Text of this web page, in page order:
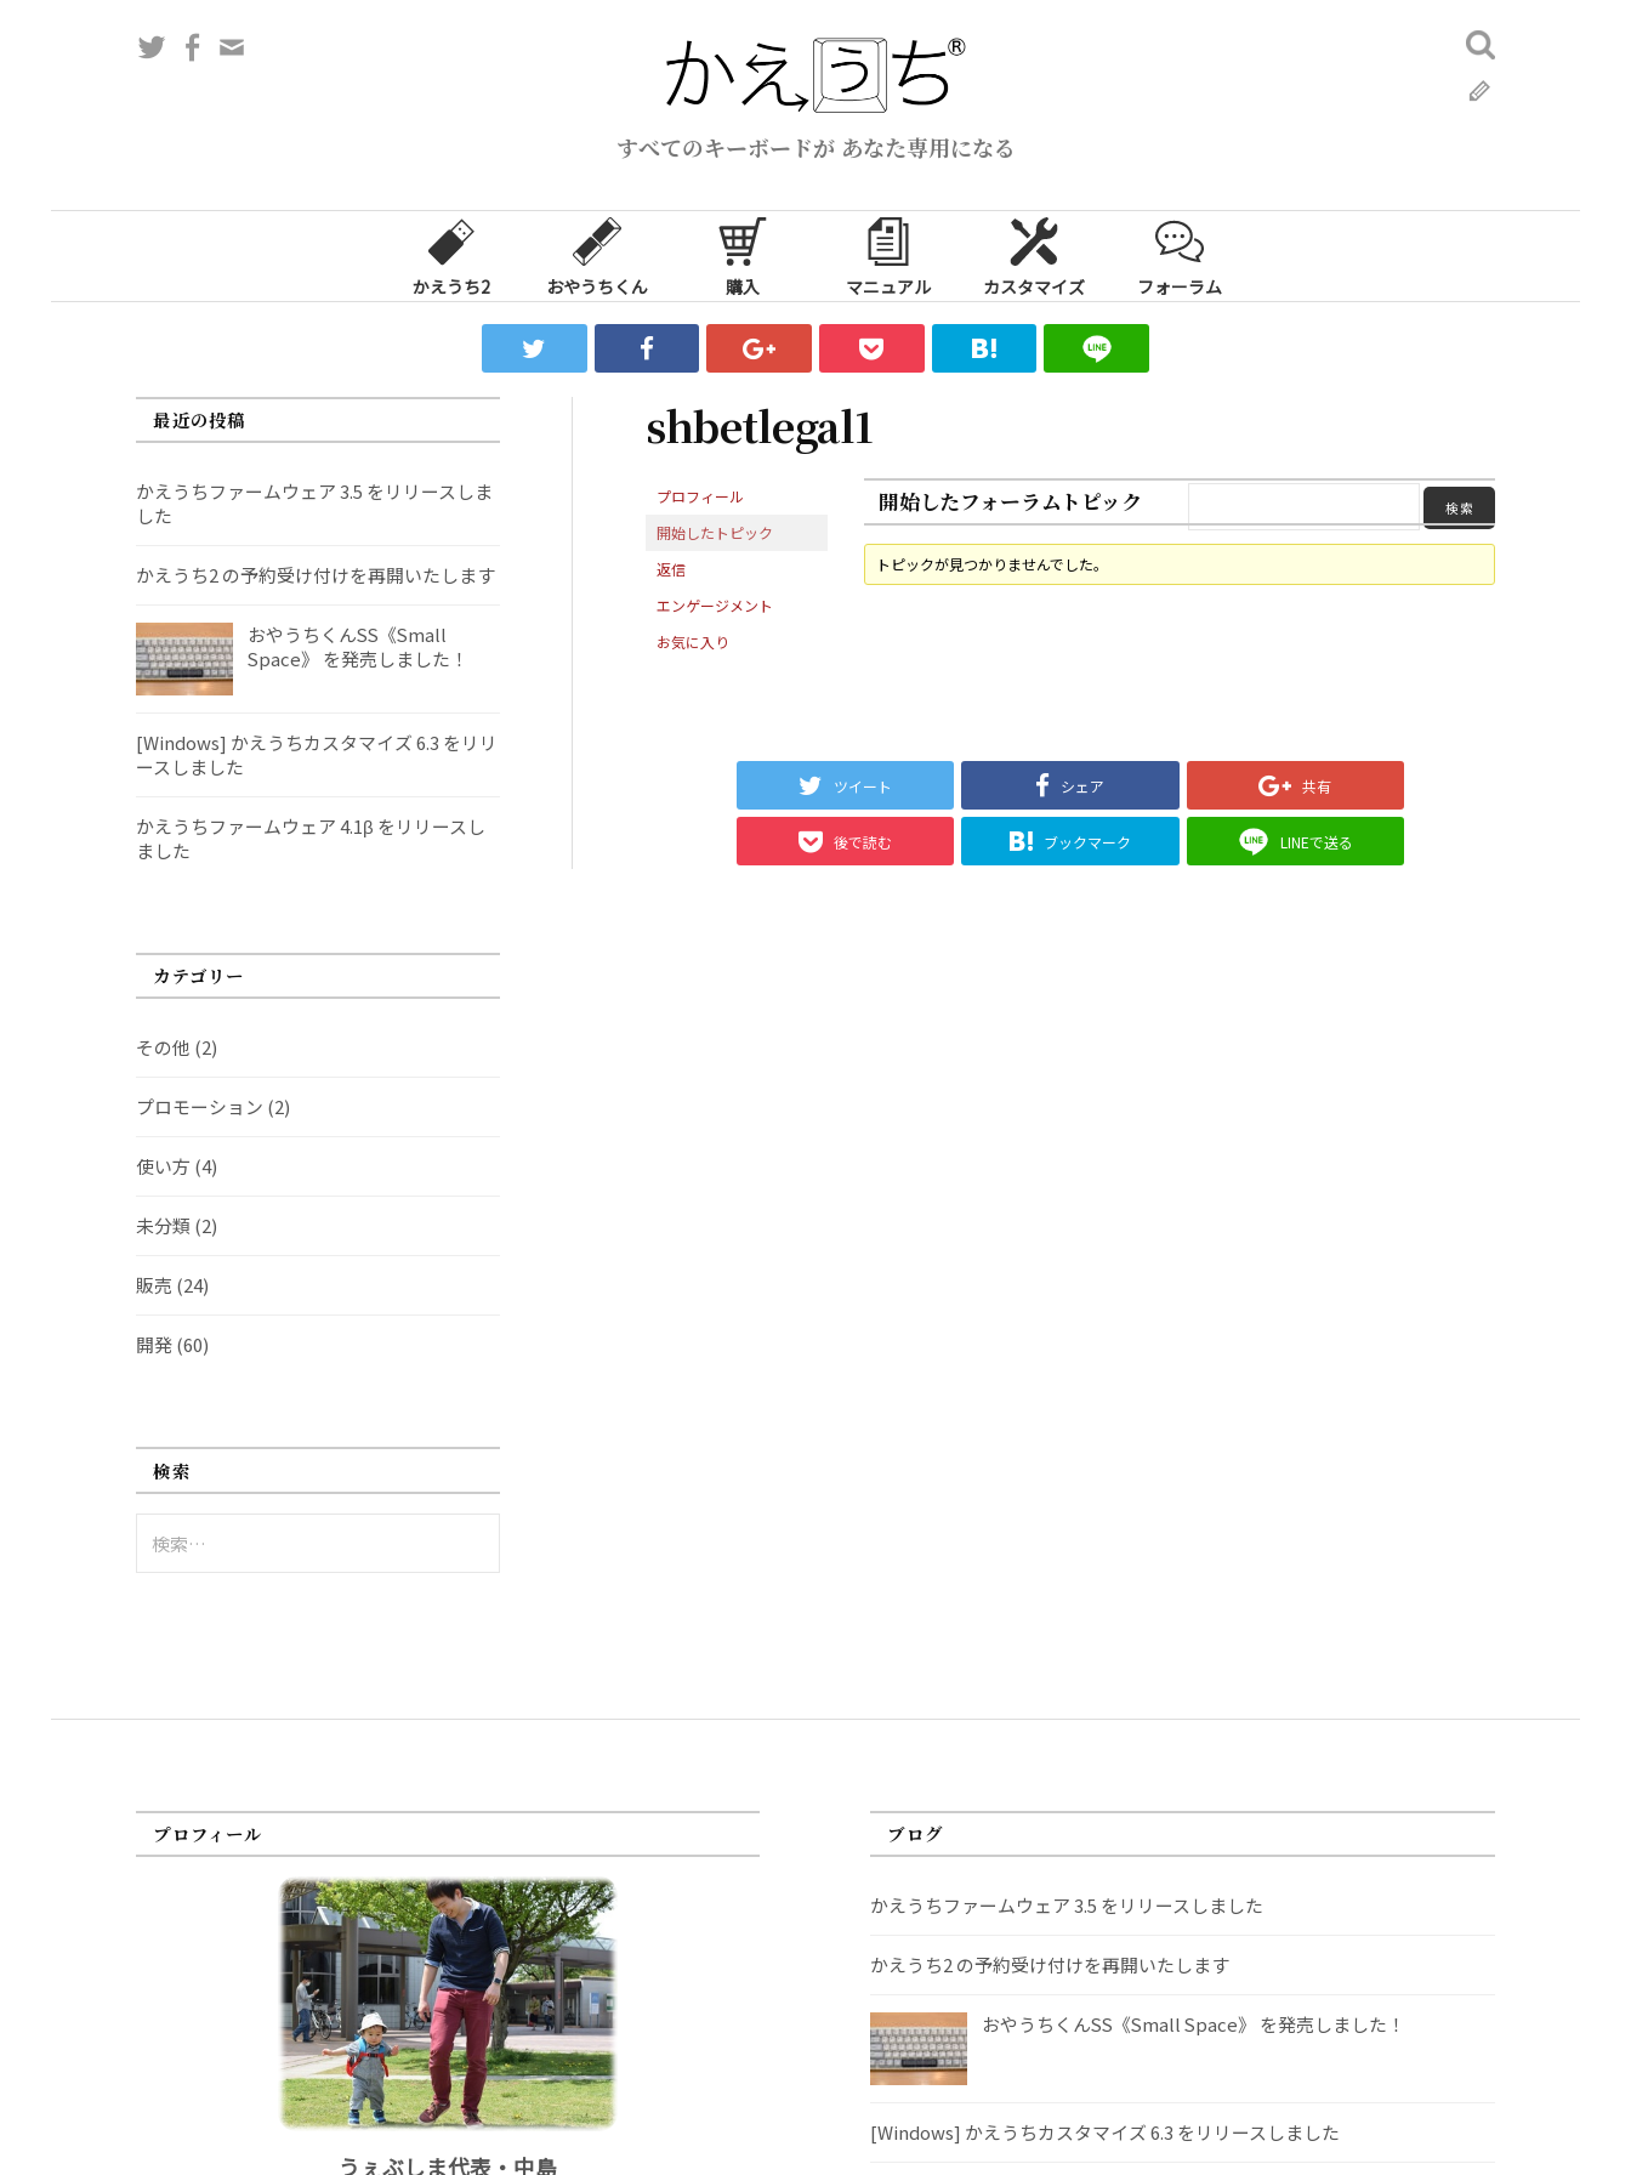
ス
すべてのキーボードが あなた専用になる
TwitterFacebook
検
索:
かえうち2 おやうちくん 購入 マニュアル カスタマイズ フォーラム
shbetlegal1
プロフィール
開始したトピック
返信
エンゲージメント
お気に入り
開始したフォーラムトピック
トピックが見つかりませんでした。
ツイート シェア 共有
後で読む ブックマーク LINEで送る
最近の投稿
かえうちファームウェア 3.5 をリリースしま
した
かえうち2 の予約受け付けを再開いたします
おやうちくんSS《Small
Space》 を発売しました！
[Windows] かえうちカスタマイズ 6.3 をリリ
ースしました
かえうちファームウェア 4.1β をリリースし
ました
カテゴリー
その他 (2)
プロモーション (2)
使い方 (4)
未分類 (2)
販売 (24)
開発(60)
検索
索:
プロフィール
うぇぶしま代表・中島
ブログ
かえうちファームウェア 3.5 をリリースしました
かえうち2 の予約受け付けを再開いたします
おやうちくんSS《Small Space》 を発売しました！
[Windows] かえうちカスタマイズ 6.3 をリリースしました